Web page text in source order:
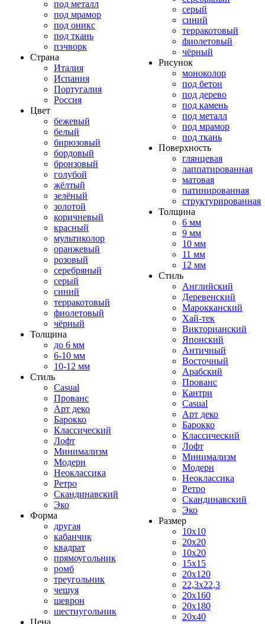
под металл
под мрамор
под оникс
под ткань
пэчворк
Страна
Италия
Испания
Португалия
Россия
Цвет
бежевый
белый
бирюзовый
бордовый
бронзовый
голубой
жёлтый
зелёный
золотой
коричневый
красный
мультиколор
оранжевый
розовый
серебряный
серый
синий
терракотовый
фиолетовый
чёрный
Толщина
до 6 мм
6-10 мм
10-12 мм
Стиль
Casual
Прованс
Арт деко
Барокко
Классический
Лофт
Минимализм
Модерн
Неоклассика
Ретро
Скандинавский
Эко
Форма
другая
кабанчик
квадрат
прямоугольник
ромб
треугольник
чешуя
шеврон
шестиугольник
Цена
серый
синий
терракотовый
фиолетовый
чёрный
Рисунок
моноколор
под бетон
под дерево
под камень
под металл
под мрамор
под ткань
Поверхность
глянцевая
лаппатированная
матовая
патинированная
структурированная
Толщина
6 мм
9 мм
10 мм
11 мм
12 мм
Стиль
Английский
Деревенский
Марокканский
Хай-тек
Викторианский
Японский
Античный
Восточный
Арабский
Прованс
Кантри
Casual
Арт деко
Барокко
Классический
Лофт
Минимализм
Модерн
Неоклассика
Ретро
Скандинавский
Эко
Размер
10x10
20x20
10x20
15x15
20x120
22,3x22,3
20x160
20x180
20x40